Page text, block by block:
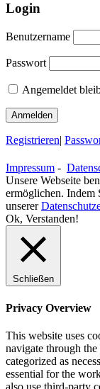
Login
Benutzername
Passwort
Angemeldet
Registrieren|
Impressum -
Unsere Webseite
ermöglichen. Indem
unserer
Ok, Verstanden!
Schließen
Privacy Overview
This website uses
navigate through
categorized as
essential for the
also use third-party